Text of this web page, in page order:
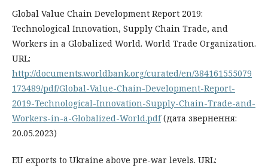
Global Value Chain Development Report 2019:
Technological Innovation, Supply Chain Trade, and
Workers in a Globalized World. World Trade Organization.
URL:
http://documents.worldbank.org/curated/en/384161555079
173489/pdf/Global-Value-Chain-Development-Report-
2019-Technological-Innovation-Supply-Chain-Trade-and-
Workers-in-a-Globalized-World.pdf(дата звернення:
20.05.2023)
EU exports to Ukraine above pre-war levels. URL: